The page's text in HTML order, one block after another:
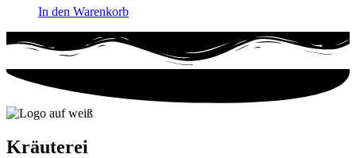
In den Warenkorb
Kräuterei